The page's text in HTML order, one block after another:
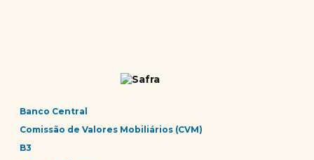
Banco Central
Comissão de Valores Mobiliários (CVM)
B3